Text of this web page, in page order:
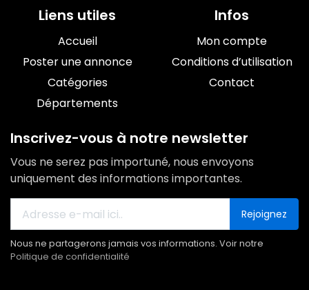
Liens utiles
Accueil
Poster une annonce
Catégories
Départements
Infos
Mon compte
Conditions d’utilisation
Contact
Inscrivez-vous à notre newsletter
Vous ne serez pas importuné, nous envoyons
uniquement des informations importantes.
Rejoignez
Nous ne partagerons jamais vos informations. Voir notre
Politique de confidentialité